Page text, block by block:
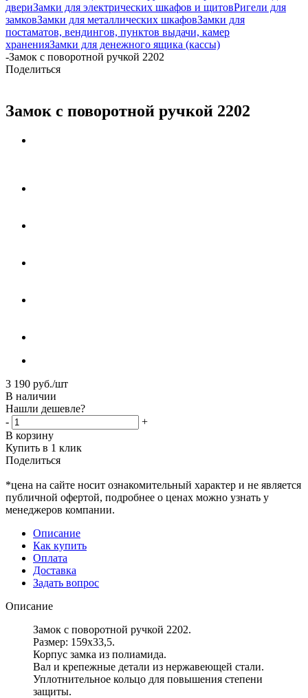
двериЗамки для электрических шкафов и щитовРигели для
замковЗамки для металлических шкафовЗамки для
постаматов, вендингов, пунктов выдачи, камер
храненияЗамки для денежного ящика (кассы)
-Замок с поворотной ручкой 2202
Поделиться
Замок с поворотной ручкой 2202
3 190 руб./шт
В наличии
Нашли дешевле?
-
+
В корзину
Купить в 1 клик
Поделиться
*цена на сайте носит ознакомительный характер и не является
публичной офертой, подробнее о ценах можно узнать у
менеджеров компании.
Описание
Как купить
Оплата
Доставка
Задать вопрос
Описание
Замок с поворотной ручкой 2202.
Размер: 159х33,5.
Корпус замка из полиамида.
Вал и крепежные детали из нержавеющей стали.
Уплотнительное кольцо для повышения степени
защиты.